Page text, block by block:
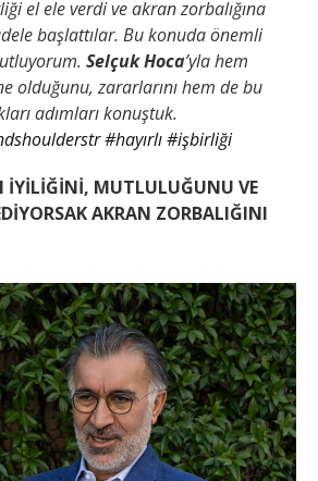
el ele verdi ve akran zorbalığına
başlattılar. Bu konuda önemli
Selçuk Hoca’yla hem
olduğunu, zararlarını hem de bu
adımları konuştuk.
#hayırlı#işbirliği
İYİLİĞİNİ, MUTLULUĞUNU VE
AKRAN ZORBALIĞINI